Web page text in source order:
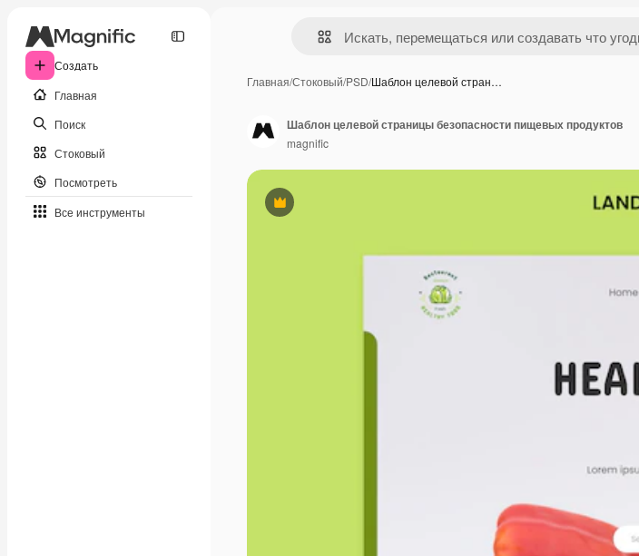
Создать
Главная
Поиск
Стоковый
Посмотреть
Все инструменты
Главная/Стоковый/PSD/Шаблон целевой стран…
Премиум
Шаблон целевой страницы безопасности пищевых продуктов
magnific